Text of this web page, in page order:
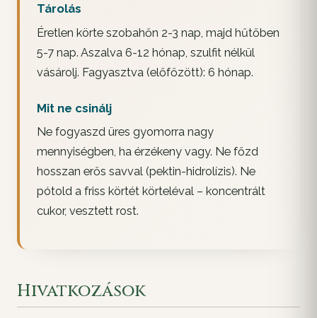
Tárolás
Éretlen körte szobahőn 2-3 nap, majd hűtőben
5-7 nap. Aszalva 6-12 hónap, szulfit nélkül
vásárolj. Fagyasztva (előfőzött): 6 hónap.
Mit ne csinálj
Ne fogyaszd üres gyomorra nagy
mennyiségben, ha érzékeny vagy. Ne főzd
hosszan erős savval (pektin-hidrolízis). Ne
pótold a friss körtét körteléval – koncentrált
cukor, vesztett rost.
Hivatkozások